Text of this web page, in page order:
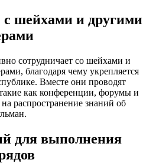
с шейхами и другими
сотрудничает со шейхами и
благодаря чему укрепляется
Вместе они проводят
как конференции, форумы и
распространение знаний об
для выполнения